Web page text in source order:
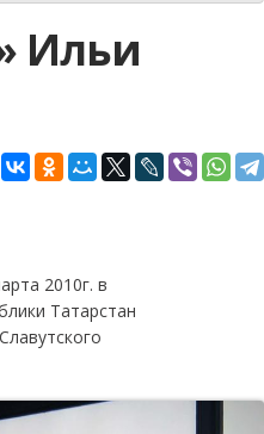
Ильи
2010г. в
Татарстан